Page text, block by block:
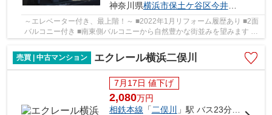
神奈川県横浜市保土ケ谷区今井町
～エレベーター付き、最上階！～ ■2022年1月リフォーム履歴あり ■2面
バルコニー付き ■南東側バルコニーから自然豊かな街並みを望みます ■
売買 | 中古マンション
エクレール横浜二俣川
7月17日 値下げ
2,080万円
相鉄本線 「 二俣川
」駅 バス23分 「左近山第５」 停歩3分